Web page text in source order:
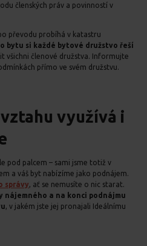
členských práv a povinností v
převodu probíhá v katastru
bytu si každé bytové družstvo řeší
všichni členové družstva. Informujte
přímo ve svém družstvu.
využívá i
pod palcem – sami jsme totiž v
a váš byt nabízíme jako podnájem.
správy, ať se nemusíte o nic starat.
a na konci podnájmu
, v jakém jste jej pronajali Ideálnímu